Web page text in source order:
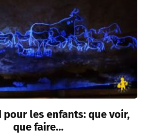
pour les enfants: que voir,
que faire…